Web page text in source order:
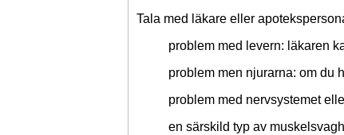
Tala med läkare eller
problem med levern: läkaren
problem men njurarna: om du
problem med nervsystemet
en särskild typ av